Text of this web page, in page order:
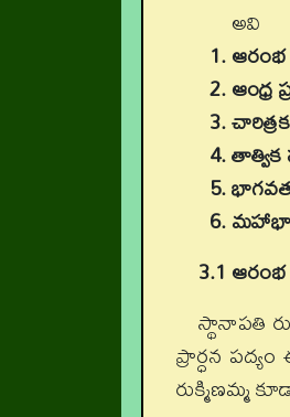
అవి
1.
2. ఆంధ్ర
3.
4.
5.
6.
3.1
స్థానాపతి
ప్రార్ధన
రుక్మిణమ్మ